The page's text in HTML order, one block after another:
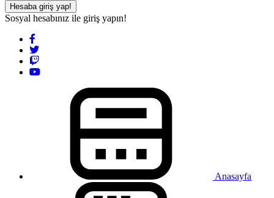
Hesaba giriş yap!
Sosyal hesabınız ile giriş yapın!
Anasayfa